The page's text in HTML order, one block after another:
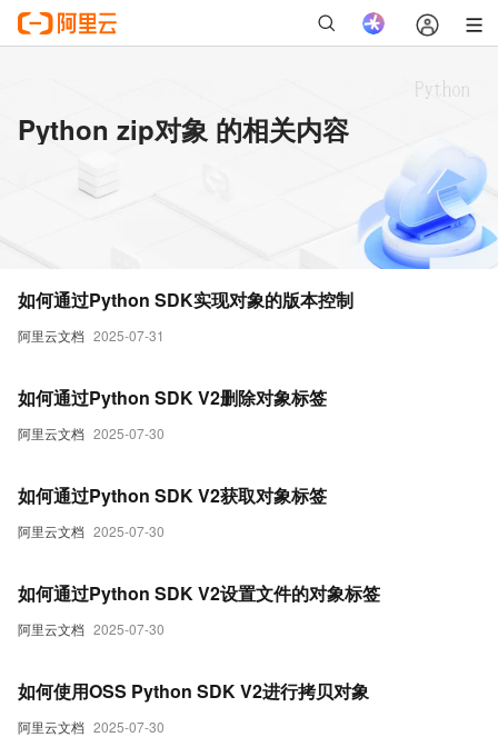
Python zip对象 的相关内容
阿里云文档 2025-07-31
如何通过Python SDK实现对象的版本控制
阿里云文档 2025-07-30
如何通过Python SDK V2删除对象标签
阿里云文档 2025-07-30
如何通过Python SDK V2获取对象标签
阿里云文档 2025-07-30
如何通过Python SDK V2设置文件的对象标签
阿里云文档 2025-07-30
如何使用OSS Python SDK V2进行拷贝对象